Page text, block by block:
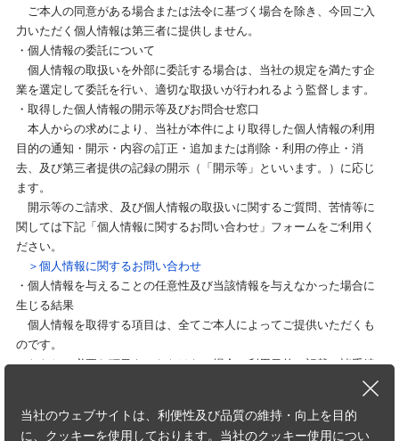
ご本人の同意がある場合または法令に基づく場合を除き、今回ご入
力いただく個人情報は第三者に提供しません。
・個人情報の委託について
個人情報の取扱いを外部に委託する場合は、当社の規定を満たす企
業を選定して委託を行い、適切な取扱いが行われるよう監督します。
・取得した個人情報の開示等及びお問合せ窓口
本人からの求めにより、当社が本件により取得した個人情報の利用
目的の通知・開示・内容の訂正・追加または削除・利用の停止・消
去、及び第三者提供の記録の開示（「開示等」といいます。）に応じ
ます。
開示等のご請求、及び個人情報の取扱いに関するご質問、苦情等に
関しては下記「個人情報に関するお問い合わせ」フォームをご利用く
ださい。
＞個人情報に関するお問い合わせ
・個人情報を与えることの任意性及び当該情報を与えなかった場合に
生じる結果
個人情報を取得する項目は、全てご本人によってご提供いただくも
のです。
ただし、必要な項目をいただけない場合、利用目的に記載の諸手続
本フォームでは、Cookieを使用しています。詳細は下記「クッキー
当社のウェブサイトは、利便性及び品質の維持・向上を目的
に、クッキーを使用しております。当社のクッキー使用につい